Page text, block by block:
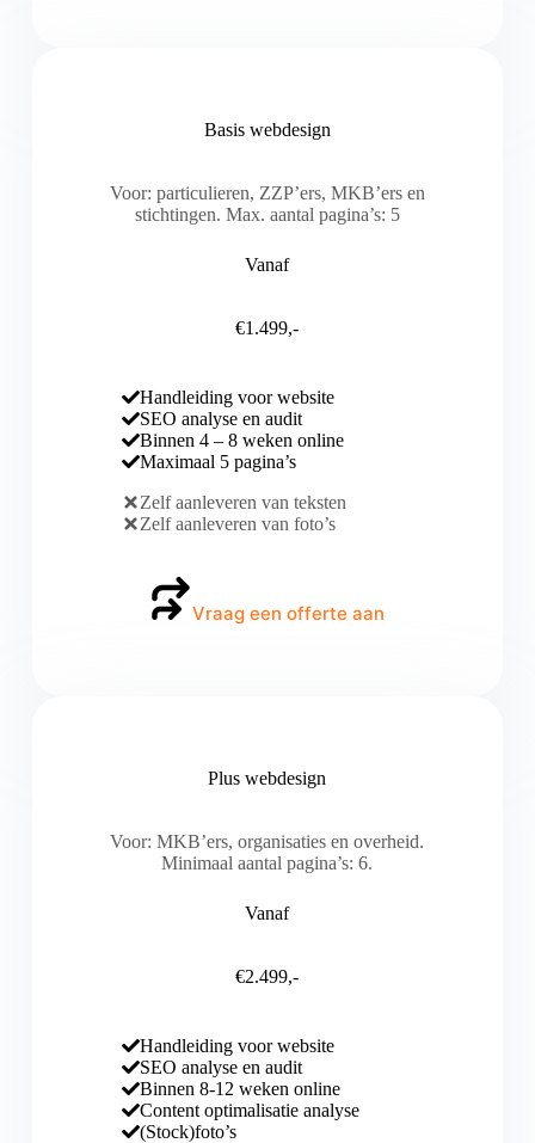
Basis webdesign
Voor: particulieren, ZZP’ers, MKB’ers en
stichtingen. Max. aantal pagina’s: 5
Vanaf
€1.499,-
Handleiding voor website
SEO analyse en audit
Binnen 4 – 8 weken online
Maximaal 5 pagina’s
Zelf aanleveren van teksten
Zelf aanleveren van foto’s
Vraag een offerte aan
Plus webdesign
Voor: MKB’ers, organisaties en overheid.
Minimaal aantal pagina’s: 6.
Vanaf
€2.499,-
Handleiding voor website
SEO analyse en audit
Binnen 8-12 weken online
Content optimalisatie analyse
(Stock)foto’s